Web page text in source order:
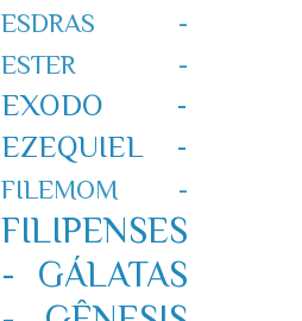
ESDRAS -
ESTER -
EXODO -
EZEQUIEL -
FILEMOM -
FILIPENSES
-
GÁLATAS